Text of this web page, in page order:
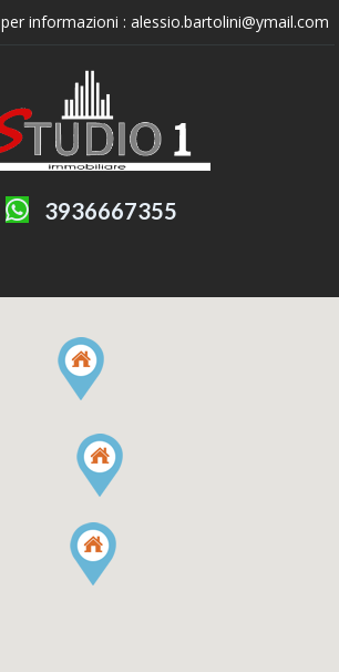
per informazioni : alessio.bartolini@ymail.com
3936667355